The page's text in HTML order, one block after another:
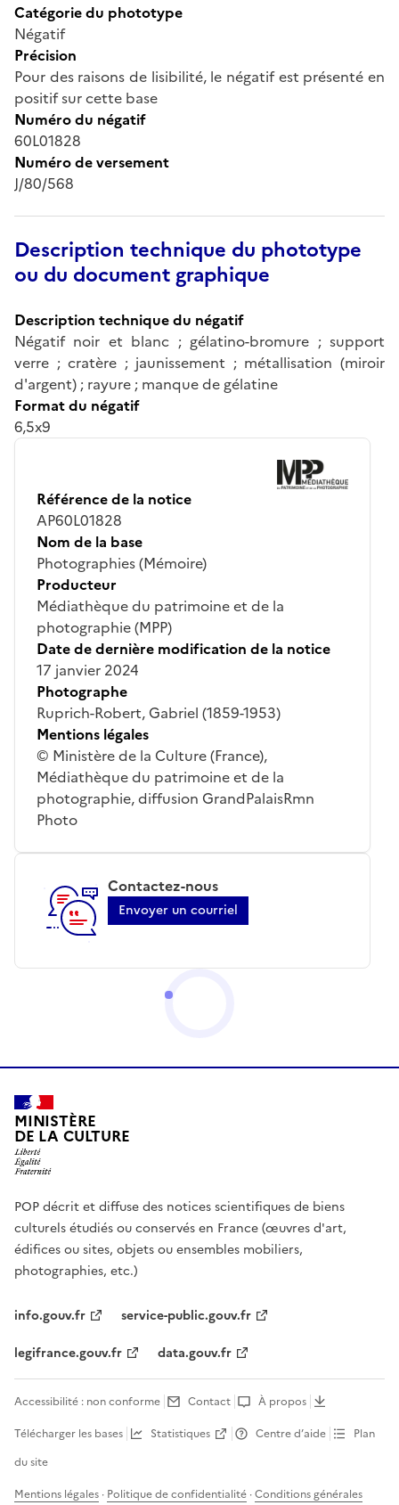
Catégorie du phototype
Négatif
Précision
Pour des raisons de lisibilité, le négatif est présenté en
positif sur cette base
Numéro du négatif
60L01828
Numéro de versement
J/80/568
Description technique du phototype
ou du document graphique
Description technique du négatif
Négatif noir et blanc ; gélatino-bromure ; support
verre ; cratère ; jaunissement ; métallisation (miroir
d'argent) ; rayure ; manque de gélatine
Format du négatif
6,5x9
Référence de la notice
AP60L01828
Nom de la base
Photographies (Mémoire)
Producteur
Médiathèque du patrimoine et de la
photographie (MPP)
Date de dernière modification de la notice
17 janvier 2024
Photographe
Ruprich-Robert, Gabriel (1859-1953)
Mentions légales
© Ministère de la Culture (France),
Médiathèque du patrimoine et de la
photographie, diffusion GrandPalaisRmn
Photo
Contactez-nous
Envoyer un courriel
MINISTÈRE
DE LA CULTURE
POP décrit et diffuse des notices scientifiques de biens
culturels étudiés ou conservés en France (œuvres d'art,
édifices ou sites, objets ou ensembles mobiliers,
photographies, etc.)
info.gouv.fr
service-public.gouv.fr
legifrance.gouv.fr
data.gouv.fr
Accessibilité : non conforme Contact
À propos
Télécharger les bases
Statistiques Centre d’aide
Plan
du site
Mentions légales · Politique de confidentialité ·Conditions générales